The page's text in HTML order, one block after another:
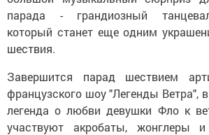
парада - грандиозный
который станет еще одним
шествия.
Завершится парад шествием
французского шоу "Легенды Ветра",
легенда о любви девушки Фло к
участвуют акробаты, жонглеры